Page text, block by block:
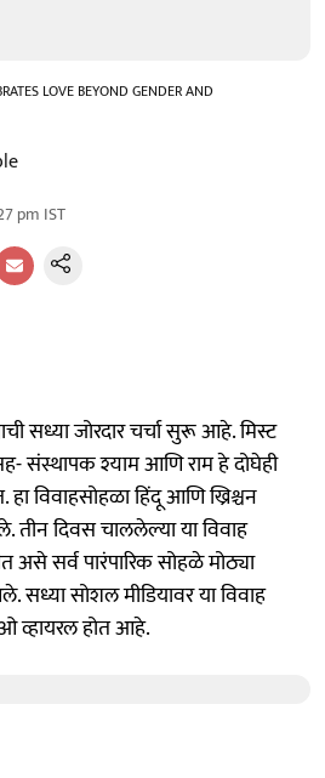
LOVE BEYOND GENDER AND
pm IST
सध्या जोरदार चर्चा सुरू आहे. मिस्ट
संस्थापक श्याम आणि राम हे दोघेही
विवाहसोहळा हिंदू आणि ख्रिश्चन
तीन दिवस चाललेल्या या विवाह
असे सर्व पारंपारिक सोहळे मोठ्या
सध्या सोशल मीडियावर या विवाह
व्हायरल होत आहे.